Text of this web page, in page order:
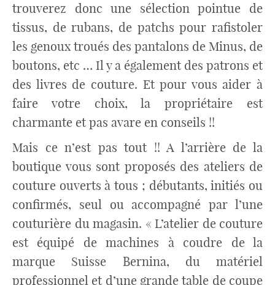
trouverez donc une sélection pointue de
tissus, de rubans, de patchs pour rafistoler
les genoux troués des pantalons de Minus, de
boutons, etc … Il y a également des patrons et
des livres de couture. Et pour vous aider à
faire votre choix, la propriétaire est
charmante et pas avare en conseils !!
Mais ce n’est pas tout !! A l’arrière de la
boutique vous sont proposés des ateliers de
couture ouverts à tous ; débutants, initiés ou
confirmés, seul ou accompagné par l’une
couturière du magasin. « L’atelier de couture
est équipé de machines à coudre de la
marque Suisse Bernina, du matériel
professionnel et d’une grande table de coupe